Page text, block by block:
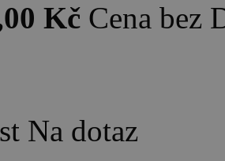
Kč Cena bez
Na dotaz